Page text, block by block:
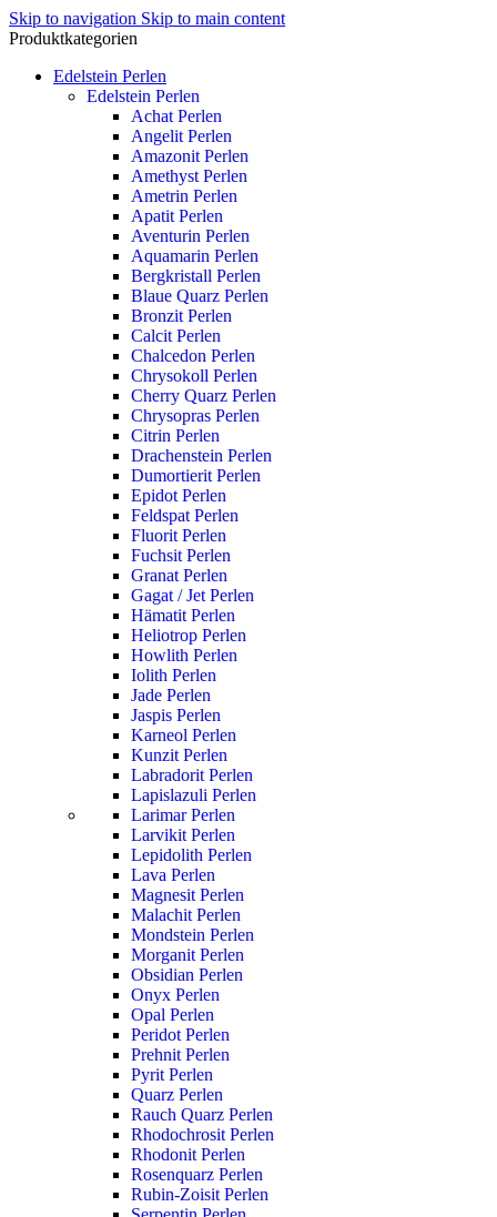
Skip to navigation Skip to main content
Produktkategorien
Edelstein Perlen
Edelstein Perlen
Achat Perlen
Angelit Perlen
Amazonit Perlen
Amethyst Perlen
Ametrin Perlen
Apatit Perlen
Aventurin Perlen
Aquamarin Perlen
Bergkristall Perlen
Blaue Quarz Perlen
Bronzit Perlen
Calcit Perlen
Chalcedon Perlen
Chrysokoll Perlen
Cherry Quarz Perlen
Chrysopras Perlen
Citrin Perlen
Drachenstein Perlen
Dumortierit Perlen
Epidot Perlen
Feldspat Perlen
Fluorit Perlen
Fuchsit Perlen
Granat Perlen
Gagat / Jet Perlen
Hämatit Perlen
Heliotrop Perlen
Howlith Perlen
Iolith Perlen
Jade Perlen
Jaspis Perlen
Karneol Perlen
Kunzit Perlen
Labradorit Perlen
Lapislazuli Perlen
Larimar Perlen
Larvikit Perlen
Lepidolith Perlen
Lava Perlen
Magnesit Perlen
Malachit Perlen
Mondstein Perlen
Morganit Perlen
Obsidian Perlen
Onyx Perlen
Opal Perlen
Peridot Perlen
Prehnit Perlen
Pyrit Perlen
Quarz Perlen
Rauch Quarz Perlen
Rhodochrosit Perlen
Rhodonit Perlen
Rosenquarz Perlen
Rubin-Zoisit Perlen